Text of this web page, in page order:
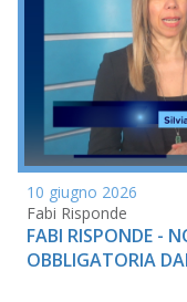
10 giugno 2026
Fabi Risponde
FABI RISPONDE -
OBBLIGATORIA